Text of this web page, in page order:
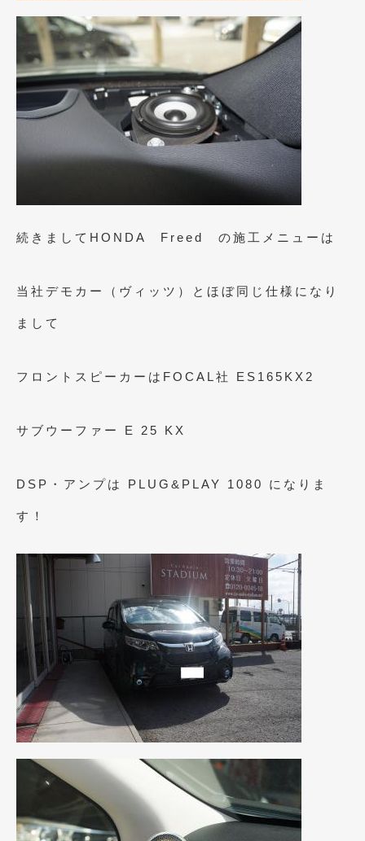
続きましてHONDA Freed の施工メニューは
当社デモカー（ヴィッツ）とほぼ同じ仕様になり
まして
フロントスピーカーはFOCAL社 ES165KX2
サブウーファー E 25 KX
DSP・アンプは PLUG&PLAY 1080 になりま
す！